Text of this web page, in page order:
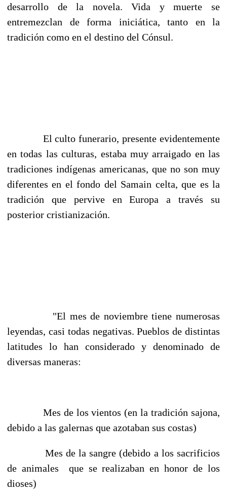
desarrollo de la novela. Vida y muerte se
entremezclan de forma iniciática, tanto en la
tradición como en el destino del Cónsul.
El culto funerario, presente evidentemente
en todas las culturas, estaba muy arraigado en las
tradiciones indígenas americanas, que no son muy
diferentes en el fondo del Samain celta, que es la
tradición que pervive en Europa a través su
posterior cristianización.
"El mes de noviembre tiene numerosas
leyendas, casi todas negativas. Pueblos de distintas
latitudes lo han considerado y denominado de
diversas maneras:
Mes de los vientos (en la tradición sajona,
debido a las galernas que azotaban sus costas)
Mes de la sangre (debido a los sacrificios
de animales que se realizaban en honor de los
dioses)